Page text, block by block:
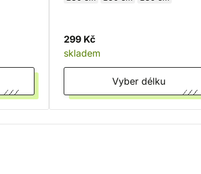
299 Kč
skladem
Vyber délku